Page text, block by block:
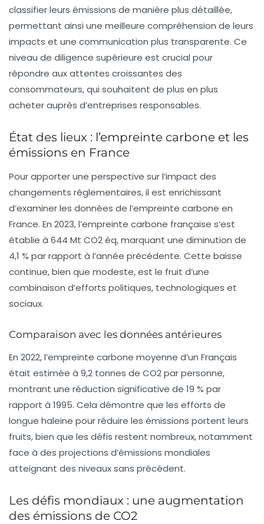
classifier leurs émissions de manière plus détaillée,
permettant ainsi une meilleure compréhension de leurs
impacts et une communication plus transparente. Ce
niveau de diligence supérieure est crucial pour
répondre aux attentes croissantes des
consommateurs, qui souhaitent de plus en plus
acheter auprès d’entreprises responsables.
État des lieux : l’empreinte carbone et les
émissions en France
Pour apporter une perspective sur l’impact des
changements réglementaires, il est enrichissant
d’examiner les données de l’empreinte carbone en
France. En 2023, l’empreinte carbone française s’est
établie à 644 Mt CO2 éq, marquant une diminution de
4,1 % par rapport à l’année précédente. Cette baisse
continue, bien que modeste, est le fruit d’une
combinaison d’efforts politiques, technologiques et
sociaux.
Comparaison avec les données antérieures
En 2022, l’empreinte carbone moyenne d’un Français
était estimée à 9,2 tonnes de CO2par personne,
montrant une réduction significative de 19 % par
rapport à 1995. Cela démontre que les efforts de
longue haleine pour réduire les émissions portent leurs
fruits, bien que les défis restent nombreux, notamment
face à des projections d’émissions mondiales
atteignant des niveaux sans précédent.
Les défis mondiaux : une augmentation
des émissions de CO2